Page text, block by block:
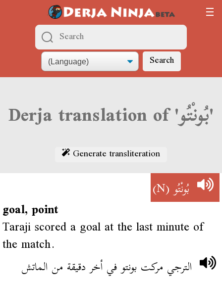
Search
Derja translation of 'بُونْتُو'
Generate transliteration
بُونْتُو(N)
goal, point
Taraji scored a goal at the last minute of
the match.
الترجي مركت بونتو في أخر دقيقة من الماتش